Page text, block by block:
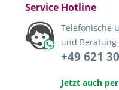
Service Hotline
Telefonische
und
+49 621
Jetzt auch